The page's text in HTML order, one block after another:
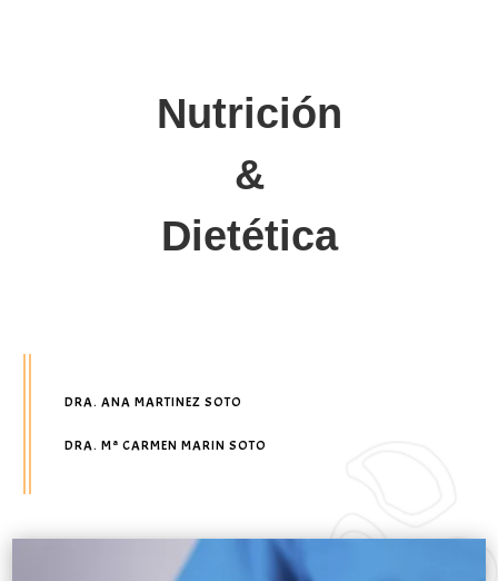
Nutrición
&
Dietética
DRA. ANA MARTINEZ SOTO
DRA. Mª CARMEN MARIN SOTO